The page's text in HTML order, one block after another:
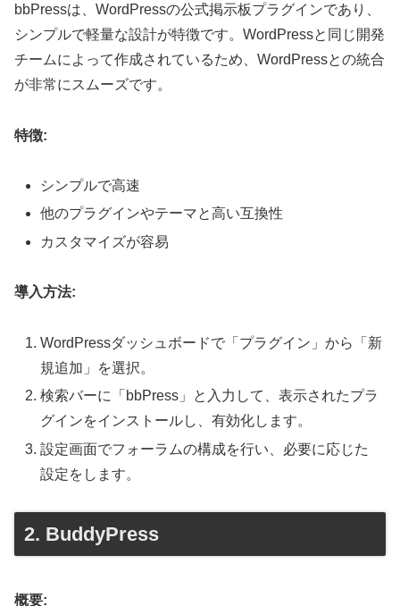
bbPressは、WordPressの公式掲示板プラグインであり、
シンプルで軽量な設計が特徴です。WordPressと同じ開発
チームによって作成されているため、WordPressとの統合
が非常にスムーズです。
特徴:
シンプルで高速
他のプラグインやテーマと高い互換性
カスタマイズが容易
導入方法:
WordPressダッシュボードで「プラグイン」から「新
規追加」を選択。
検索バーに「bbPress」と入力して、表示されたプラ
グインをインストールし、有効化します。
設定画面でフォーラムの構成を行い、必要に応じた
設定をします。
2. BuddyPress
概要: